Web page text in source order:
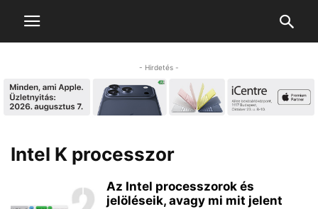
- Hirdetés -
Intel K processzor
Az Intel processzorok és
jelöléseik, avagy mi mit jelent